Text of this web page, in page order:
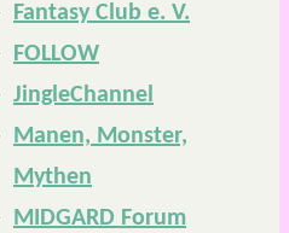
Fantasy Club e. V.
FOLLOW
JingleChannel
Manen, Monster,
Mythen
MIDGARD Forum